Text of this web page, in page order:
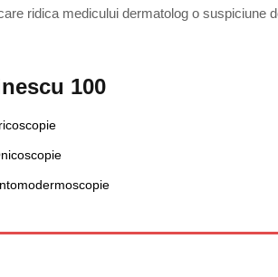
ridica medicului dermatolog o suspiciune
100